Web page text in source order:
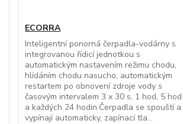
ECORRA
Inteligentní ponorná čerpadla-vodárny s
integrovanou řídicí jednotkou s
automatickým nastavením režimu chodu,
hlídáním chodu nasucho, automatickým
restartem po obnovení zdroje vody s
časovým intervalem 3 x 30 s, 1 hod, 5 hod
a každých 24 hodin.Čerpadla se spouští a
vypínají automaticky, zapínací tla...